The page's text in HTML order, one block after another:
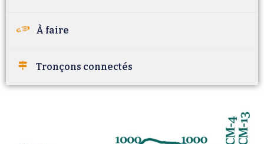
À faire
Tronçons connectés